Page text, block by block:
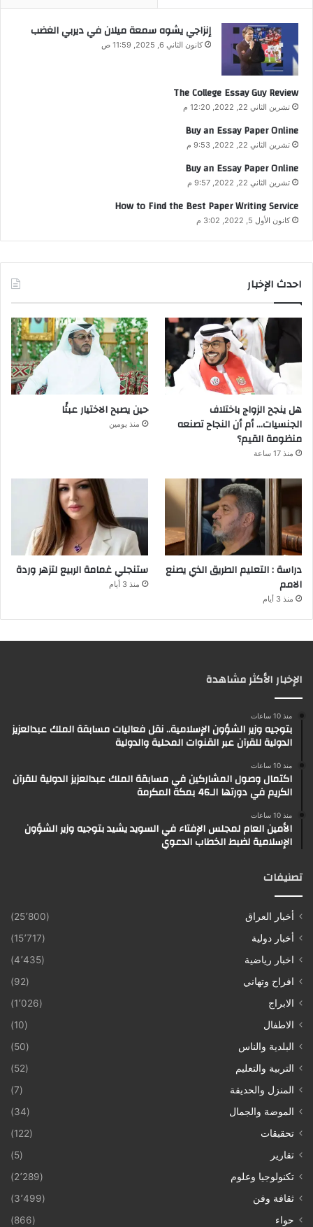
إنزاجي يشوه سمعة ميلان في ديربي الغضب
كانون الثاني 6, 2025, 11:59 ص
The College Essay Guy Review
تشرين الثاني 22, 2022, 12:20 م
Buy an Essay Paper Online
تشرين الثاني 22, 2022, 9:53 م
Buy an Essay Paper Online
تشرين الثاني 22, 2022, 9:57 م
How to Find the Best Paper Writing Service
كانون الأول 5, 2022, 3:02 م
احدث الإخبار
هل ينجح الزواج باختلاف
الجنسيات… أم أن النجاح تصنعه
منظومة القيم؟
منذ 17 ساعة
حين يصبح الاختيار عبئًا
منذ يومين
دراسة : التعليم الطريق الذي يصنع
الامم
منذ 3 أيام
ستنجلي غمامة الربيع لتزهر وردة
منذ 3 أيام
الإخبار الأكثر مشاهدة
منذ 10 ساعات
بتوجيه وزير الشؤون الإسلامية.. نقل فعاليات مسابقة الملك عبدالعزيز
الدولية للقرآن عبر القنوات المحلية والدولية
منذ 10 ساعات
اكتمال وصول المشاركين في مسابقة الملك عبدالعزيز الدولية للقرآن
الكريم في دورتها الـ46 بمكة المكرمة
منذ 10 ساعات
الأمين العام لمجلس الإفتاء في السويد يشيد بتوجيه وزير الشؤون
الإسلامية لضبط الخطاب الدعوي
تصنيفات
أخبار العراق
(25٬800)
أخبار دولية
(15٬717)
اخبار رياضية
(4٬435)
افراح وتهاني
(92)
الابراج
(1٬026)
الاطفال
(10)
البلدية والناس
(50)
التربية والتعليم
(52)
المنزل والحديقة
(7)
الموضة والجمال
(34)
تحقيقات
(122)
تقارير
(5)
تكنولوجيا وعلوم
(2٬289)
ثقافة وفن
(3٬499)
حواء
(866)